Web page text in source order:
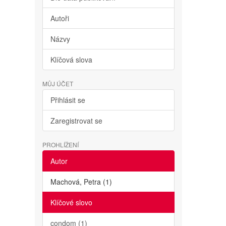
Autoři
Názvy
Klíčová slova
MŮJ ÚČET
Přihlásit se
Zaregistrovat se
PROHLÍŽENÍ
Autor
Machová, Petra (1)
Klíčové slovo
condom (1)